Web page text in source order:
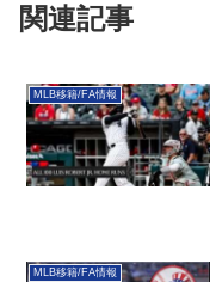
関連記事
MLB移籍/FA情報
MLB移籍/FA情報